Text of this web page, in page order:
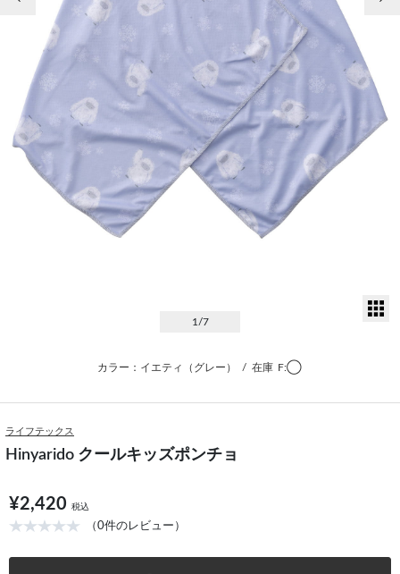
1 /7
カラー：イエティ（グレー） / 在庫 F:◯
ライフテックス
Hinyarido クールキッズポンチョ
¥2,420 税込
（0件のレビュー）